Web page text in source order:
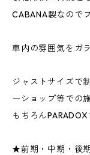
CABANA製なので
車内の雰囲気をガ
ジャストサイズで
ーショップ等での
もちろん
★前期・中期・後